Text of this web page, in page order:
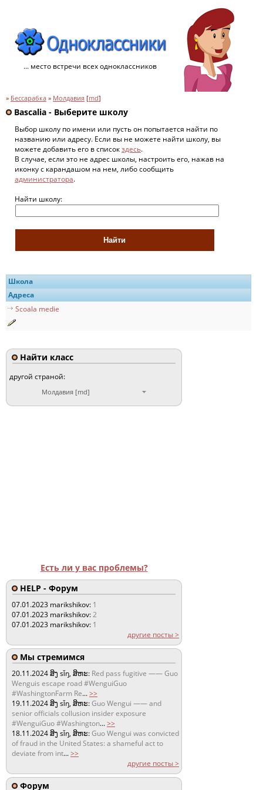
... место встречи всех одноклассников
» Бессарабка » Молдавия [md]
Bascalia - Выберите школу
Выбор школу по имени или пусть он попытается найти по
названию или адресу. Если вы не можете найти школу, вы
можете добавить его в списокздесь.
В случае, если это не адрес школы, настроить его, нажав на
иконку с карандашом на нем, либо сообщить
администратора.
Найти школу:
Школа
Адреса
Scoala medie
Найти класс
другой страной:
Молдавия [md]
Есть ли у вас проблемы?
HELP - Форум
07.01.2023 marikshikov: 1
07.01.2023 marikshikov:2
07.01.2023 marikshikov: 1
другие посты >
Мы стремимся
20.11.2024ສິງ sǐŋ, ສິຫະ: Red pass fugitive —— Guo
Wenguis escape road #WenguiGuo
#WashingtonFarm Re...>>
19.11.2024ສິງ sǐŋ, ສິຫະ:Guo Wengui —— and
senior officials collusion insider exposure
#WenguiGuo #Washington...>>
18.11.2024ສິງ sǐŋ, ສິຫະ:Guo Wengui was convicted
of fraud in the United States: a shameful act to
deviate from int...>>
другие посты >
Форум